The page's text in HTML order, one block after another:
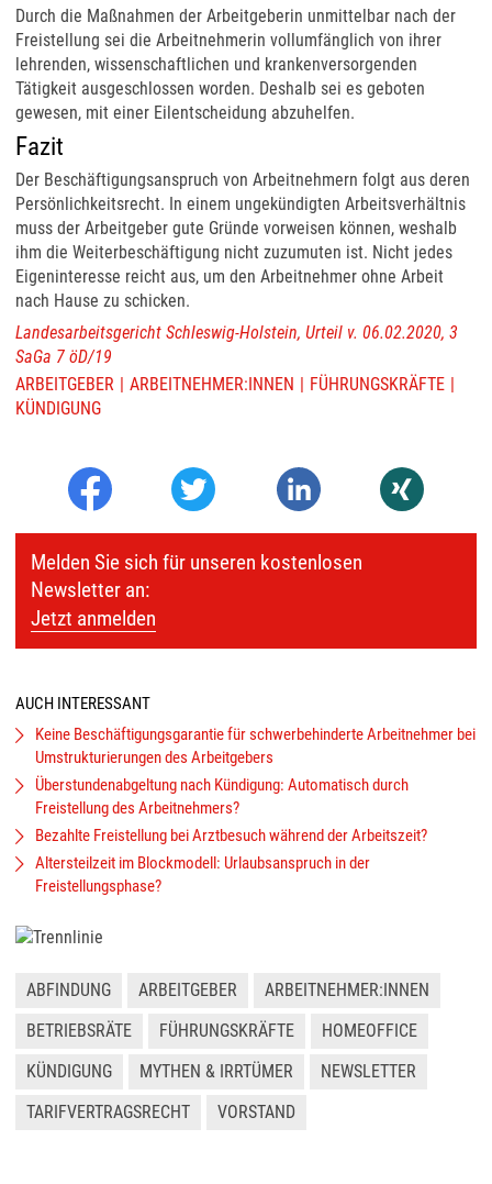
Durch die Maßnahmen der Arbeitgeberin unmittelbar nach der
Freistellung sei die Arbeitnehmerin vollumfänglich von ihrer
lehrenden, wissenschaftlichen und krankenversorgenden
Tätigkeit ausgeschlossen worden. Deshalb sei es geboten
gewesen, mit einer Eilentscheidung abzuhelfen.
Fazit
Der Beschäftigungsanspruch von Arbeitnehmern folgt aus deren
Persönlichkeitsrecht. In einem ungekündigten Arbeitsverhältnis
muss der Arbeitgeber gute Gründe vorweisen können, weshalb
ihm die Weiterbeschäftigung nicht zuzumuten ist. Nicht jedes
Eigeninteresse reicht aus, um den Arbeitnehmer ohne Arbeit
nach Hause zu schicken.
Landesarbeitsgericht Schleswig-Holstein, Urteil v. 06.02.2020, 3
SaGa 7 öD/19
ARBEITGEBER
ARBEITNEHMER:INNEN
FÜHRUNGSKRÄFTE
KÜNDIGUNG
Melden Sie sich für unseren kostenlosen
Newsletter an:
Jetzt anmelden
AUCH INTERESSANT
Keine Beschäftigungsgarantie für schwerbehinderte Arbeitnehmer bei
Umstrukturierungen des Arbeitgebers
Überstundenabgeltung nach Kündigung: Automatisch durch
Freistellung des Arbeitnehmers?
Bezahlte Freistellung bei Arztbesuch während der Arbeitszeit?
Altersteilzeit im Blockmodell: Urlaubsanspruch in der
Freistellungsphase?
ABFINDUNG ARBEITGEBER
ARBEITNEHMER:INNEN
BETRIEBSRÄTE
FÜHRUNGSKRÄFTE
HOMEOFFICE
KÜNDIGUNG
MYTHEN & IRRTÜMER
NEWSLETTER
TARIFVERTRAGSRECHT
VORSTAND